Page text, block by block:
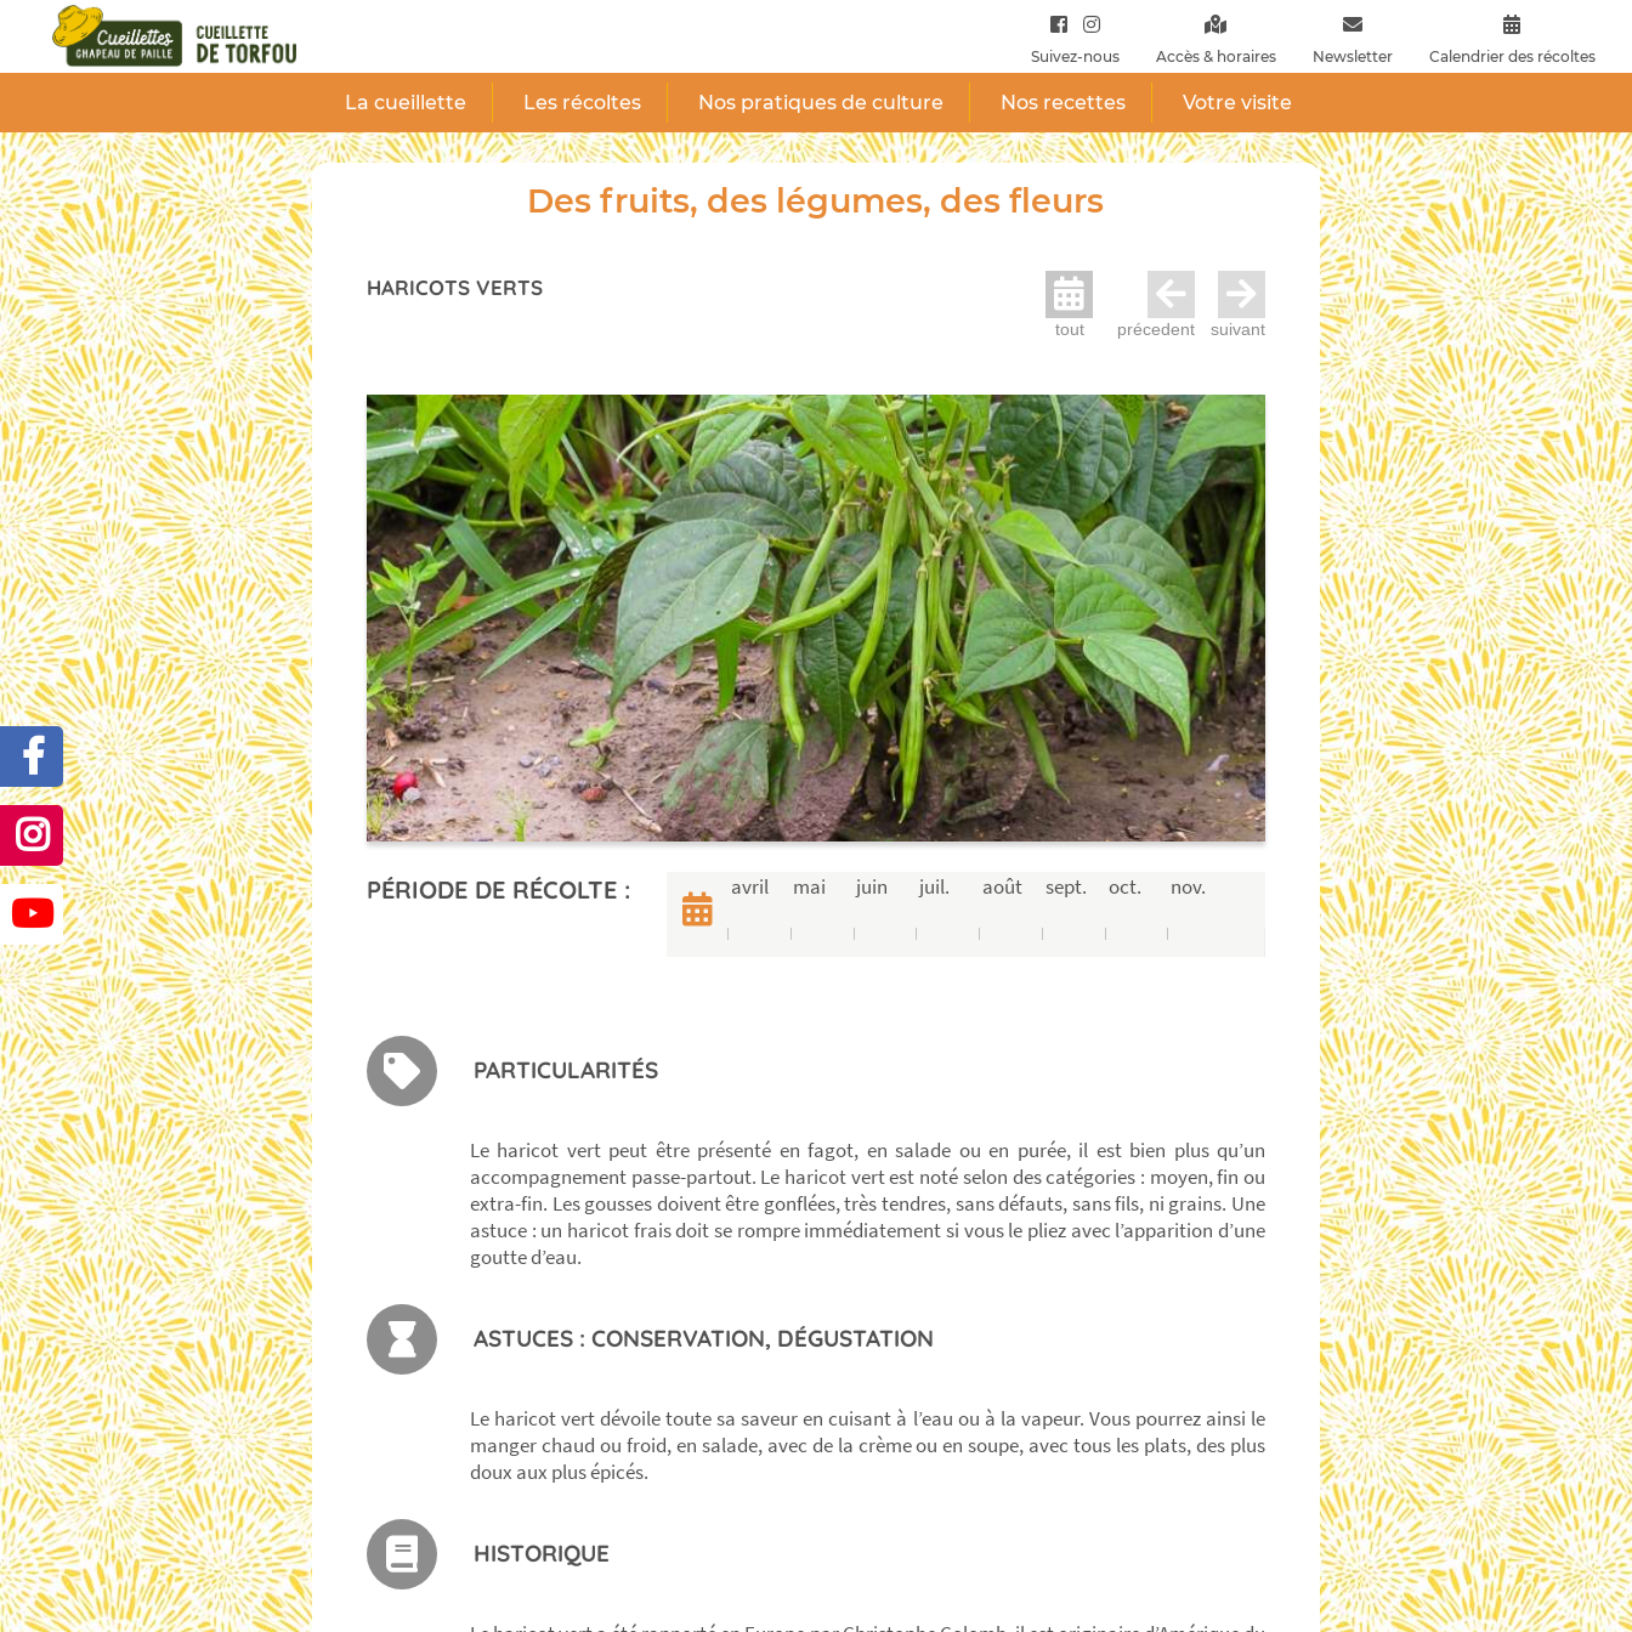
Suivez-nous Accès & horaires Newsletter Calendrier des récoltes
La cueillette Les récoltes Nos pratiques de culture Nos recettes Votre visite
Des fruits, des légumes, des fleurs
HARICOTS VERTS
tout précedent suivant
PÉRIODE DE RÉCOLTE : avril mai juin juil. août sept. oct. nov.
PARTICULARITÉS
Le haricot vert peut être présenté en fagot, en salade ou en purée, il est bien plus qu’un
accompagnement passe-partout. Le haricot vert est noté selon des catégories : moyen, fin ou
extra-fin. Les gousses doivent être gonflées, très tendres, sans défauts, sans fils, ni grains. Une
astuce : un haricot frais doit se rompre immédiatement si vous le pliez avec l’apparition d’une
goutte d’eau.
ASTUCES : CONSERVATION, DÉGUSTATION
Le haricot vert dévoile toute sa saveur en cuisant à l’eau ou à la vapeur. Vous pourrez ainsi le
manger chaud ou froid, en salade, avec de la crème ou en soupe, avec tous les plats, des plus
doux aux plus épicés.
HISTORIQUE
Panneau de gestion des cookies